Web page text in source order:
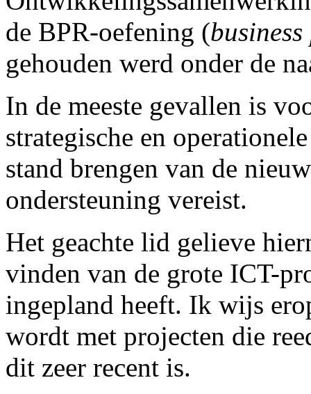
de BPR-oefening (
gehouden werd onder de
In de meeste gevallen is
strategische en
stand brengen van de
ondersteuning vereist.
Het geachte lid gelieve
vinden van de grote ICT-
ingepland heeft. Ik wijs
wordt met projecten die
dit zeer recent is.